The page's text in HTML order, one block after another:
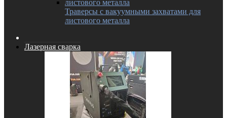
Траверсы с вакуумными захватами для
листового металла
Лазерная сварка